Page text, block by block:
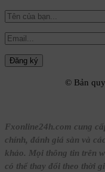
© Bản
Fxonline24h.com cung
chính, đánh giá sàn và
khảo. Mọi thông tin trên
có thể thay đổi theo thời